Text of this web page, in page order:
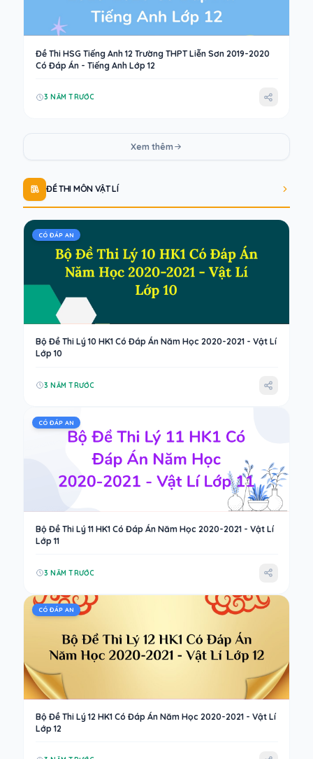
Đề Thi HSG Tiếng Anh 12 Trường THPT Liễn Sơn 2019-2020
Có Đáp Án - Tiếng Anh Lớp 12
3 NĂM TRƯỚC
Xem thêm
ĐỀ THI MÔN VẬT LÍ
CÓ ĐÁP AN
Bộ Đề Thi Lý 10 HK1 Có Đáp Án Năm Học 2020-2021 - Vật Lí
Lớp 10
3 NĂM TRƯỚC
CÓ ĐÁP AN
Bộ Đề Thi Lý 11 HK1 Có Đáp Án Năm Học 2020-2021 - Vật Lí
Lớp 11
3 NĂM TRƯỚC
CÓ ĐÁP AN
Bộ Đề Thi Lý 12 HK1 Có Đáp Án Năm Học 2020-2021 - Vật Lí
Lớp 12